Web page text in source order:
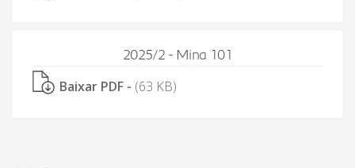
2025/2 - Mina 101
Baixar PDF - (63 KB)